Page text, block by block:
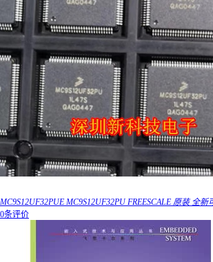
MC9S12UF32PUE MC9S12UF32PU FREESCALE 原装 全新
0条评价